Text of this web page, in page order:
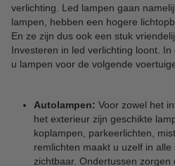
verlichting. Led lampen gaan
lampen, hebben een hogere
En ze zijn dus ook een stuk
Investeren in led verlichting loont.
u lampen voor de volgende
Autolampen: Voor zowel het
het exterieur zijn geschikte
koplampen, parkeerlichten,
remlichten maakt u uzelf in
zichtbaar. Ondertussen